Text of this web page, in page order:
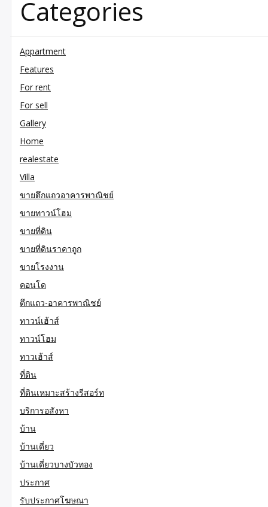
Categories
Appartment
Features
For rent
For sell
Gallery
Home
realestate
Villa
ขายตึกแถวอาคารพาณิชย์
ขายทาวน์โฮม
ขายที่ดิน
ขายที่ดินราคาถูก
ขายโรงงาน
คอนโด
ตึกแถว-อาคารพาณิชย์
ทาวน์เฮ้าส์
ทาวน์โฮม
ทาวเฮ้าส์
ที่ดิน
ที่ดินเหมาะสร้างรีสอร์ท
บริการอสังหา
บ้าน
บ้านเดี่ยว
บ้านเดี่ยวบางบัวทอง
ประกาศ
รับประกาศโฆษณา